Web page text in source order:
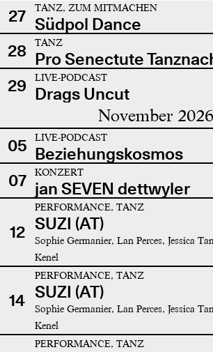
27 TANZ, ZUM MITMACHEN
Südpol Dance
28
TANZ
Pro Senectute
29
LIVE-PODCAST
Drags Uncut
November 2026
05 LIVE-PODCAST
Beziehungskosmos
07
KONZERT
jan SEVEN dettwyler
12
PERFORMANCE, TANZ
SUZI (AT)
Sophie Germanier, Lan Perces, Jessica
Kenel
14
PERFORMANCE, TANZ
SUZI (AT)
Sophie Germanier, Lan Perces, Jessica
Kenel
PERFORMANCE, TANZ